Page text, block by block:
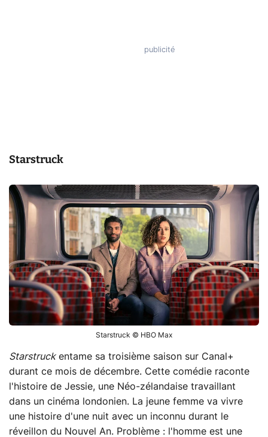
Starstruck
Starstruck © HBO Max
Starstruckentame sa troisième saison sur Canal+
durant ce mois de décembre. Cette comédie raconte
l'histoire de Jessie, une Néo-zélandaise travaillant
dans un cinéma londonien. La jeune femme va vivre
une histoire d'une nuit avec un inconnu durant le
réveillon du Nouvel An. Problème : l'homme est une